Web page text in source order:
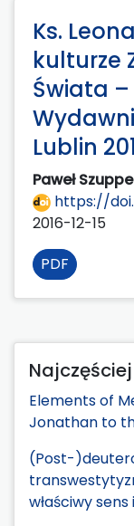
Ks.
kulturze
Świata –
Lublin
Paweł Szuppe
https://
2016-12-15
PDF
Elements of
Jonathan to
(Post-
właściwy